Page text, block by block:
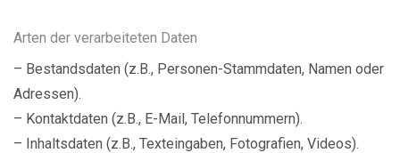
Arten der verarbeiteten Daten
– Bestandsdaten (z.B., Personen-Stammdaten, Namen oder
Adressen).
– Kontaktdaten (z.B., E-Mail, Telefonnummern).
– Inhaltsdaten (z.B., Texteingaben, Fotografien, Videos).